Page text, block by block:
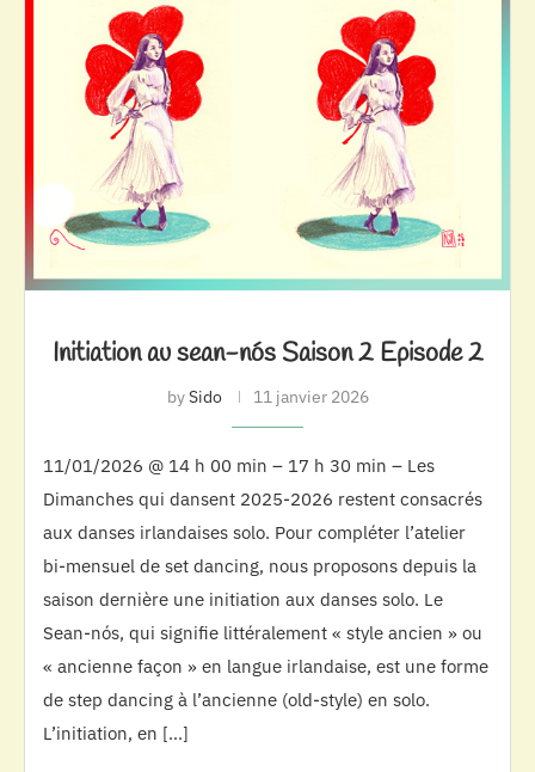
Initiation au sean-nós Saison 2 Episode 2
bySido 11 janvier 2026
11/01/2026 @ 14 h 00 min – 17 h 30 min – Les
Dimanches qui dansent 2025-2026 restent consacrés
aux danses irlandaises solo. Pour compléter l’atelier
bi-mensuel de set dancing, nous proposons depuis la
saison dernière une initiation aux danses solo. Le
Sean-nós, qui signifie littéralement « style ancien » ou
« ancienne façon » en langue irlandaise, est une forme
de step dancing à l’ancienne (old-style) en solo.
L’initiation, en […]